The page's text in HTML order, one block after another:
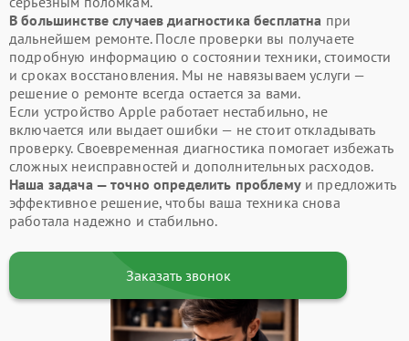
В большинстве случаев диагностика бесплатна при
дальнейшем ремонте. После проверки вы получаете
подробную информацию о состоянии техники, стоимости
и сроках восстановления. Мы не навязываем услуги —
решение о ремонте всегда остается за вами.
Если устройство Apple работает нестабильно, не
включается или выдает ошибки — не стоит откладывать
проверку. Своевременная диагностика помогает избежать
сложных неисправностей и дополнительных расходов.
Наша задача — точно определить проблемуи предложить
эффективное решение, чтобы ваша техника снова
работала надежно и стабильно.
Заказать звонок